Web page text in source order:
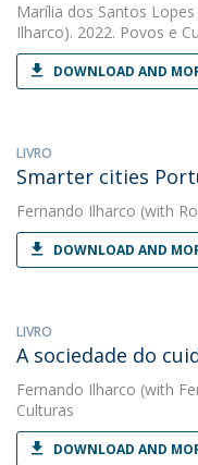
Marília dos Santos Lopes
Ilharco). 2022. Povos e
DOWNLOAD AND
LIVRO
Smarter cities
Fernando Ilharco (with
DOWNLOAD AND
LIVRO
A sociedade do
Fernando Ilharco (with
Culturas
DOWNLOAD AND